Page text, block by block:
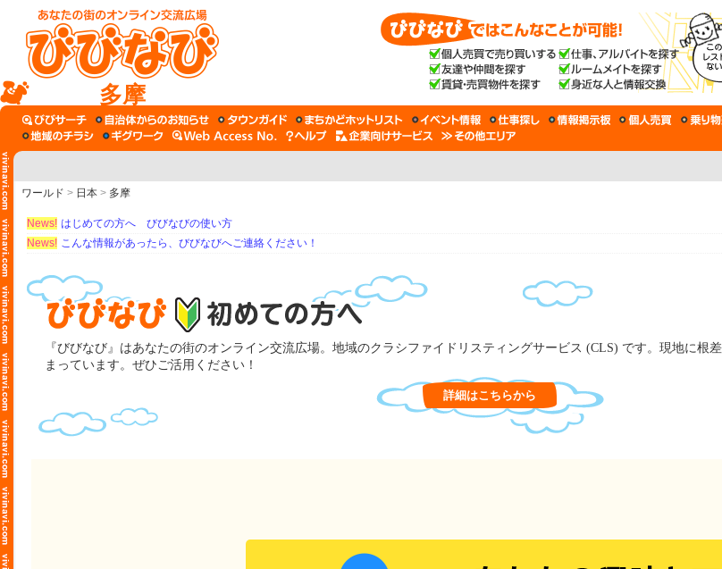
多摩
ワールド > 日本 > 多摩
News! はじめての方へ びびなびの使い方
News! こんな情報があったら、びびなびへご連絡ください！
『びびなび』はあなたの街のオンライン交流広場。地域のクラシファイドリスティングサービス (CLS) です。現地に根
まっています。ぜひご活用ください！
詳細はこちらから